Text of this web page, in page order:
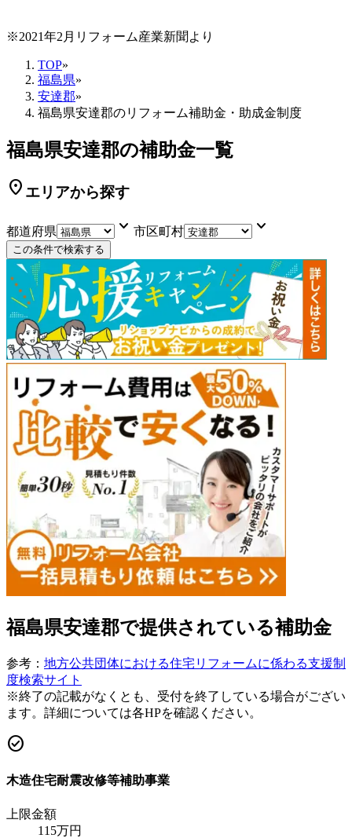
※2021年2月リフォーム産業新聞より
TOP»
福島県»
安達郡»
福島県安達郡のリフォーム補助金・助成金制度
福島県安達郡の補助金一覧
location_on エリアから探す
都道府県 keyboard_arrow_down 市区町村 keyboard_arrow_down
この条件で検索する
福島県安達郡で提供されている補助金
参考： 地方公共団体における住宅リフォームに係わる支援制
度検索サイト
※終了の記載がなくとも、受付を終了している場合がござい
ます。詳細については各HPを確認ください。
check_circle
木造住宅耐震改修等補助事業
上限金額
115万円